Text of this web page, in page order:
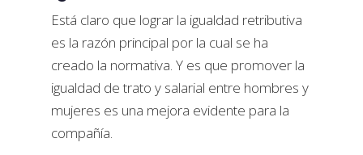
Está claro que lograr la igualdad retributiva
es la razón principal por la cual se ha
creado la normativa. Y es que promover la
igualdad de trato y salarial entre hombres y
mujeres es una mejora evidente para la
compañía.